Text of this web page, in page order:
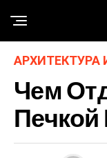
АРХИТЕКТУРА
Чем